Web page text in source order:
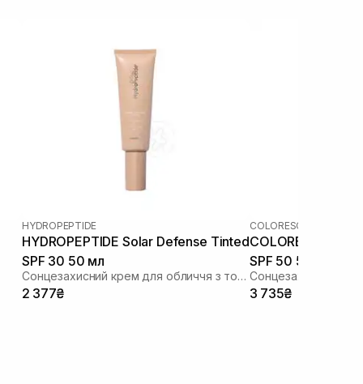
HYDROPEPTIDE
HYDROPEPTIDE Solar Defense Tinted
SPF 30 50 мл
Сонцезахисний крем для обличчя з тонуючим ефектом
2 377₴
COLORESCIENCE
SPF 50 55 мл
3 735₴